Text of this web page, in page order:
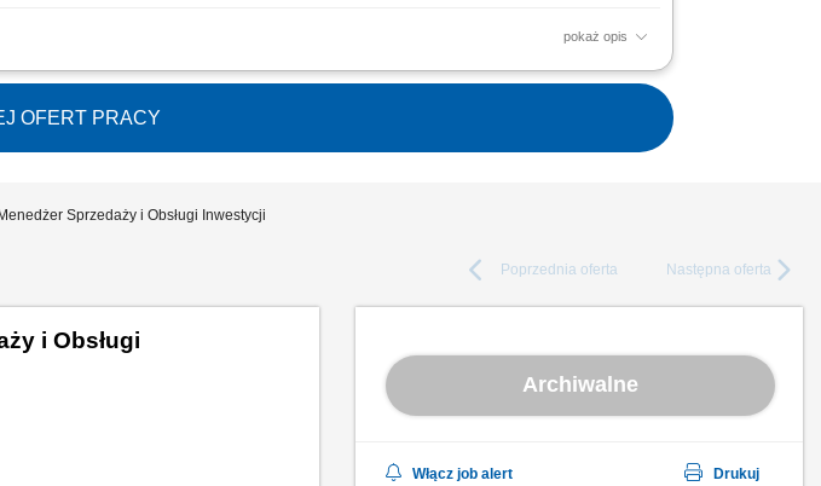
pokaż opis
oraz podtrzymywanie długofalowych relacji z klientami; Kompleksowe zarządzanie
OFERT PRACY
Sprzedaży i Obsługi Inwestycji
Poprzednia oferta Następna oferta
i Obsługi
Archiwalne
Włącz job alert Drukuj